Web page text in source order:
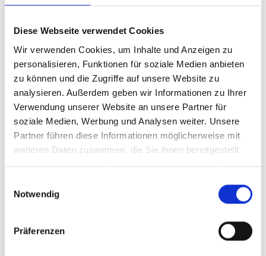
Diese Webseite verwendet Cookies
Wir verwenden Cookies, um Inhalte und Anzeigen zu
personalisieren, Funktionen für soziale Medien anbieten
zu können und die Zugriffe auf unsere Website zu
analysieren. Außerdem geben wir Informationen zu Ihrer
Verwendung unserer Website an unsere Partner für
soziale Medien, Werbung und Analysen weiter. Unsere
Partner führen diese Informationen möglicherweise mit
weiteren Daten zusammen, die Sie ihnen bereitgestellt
haben oder die sie im Rahmen Ihrer Nutzung der Dienste
Notwendig
Präferenzen
herunterladen (6,12 MB)
Informationen für deinen Urlaub im Vinschgau
Finde hier weitere Informationen für deinen Urlaub im
Vinschgau